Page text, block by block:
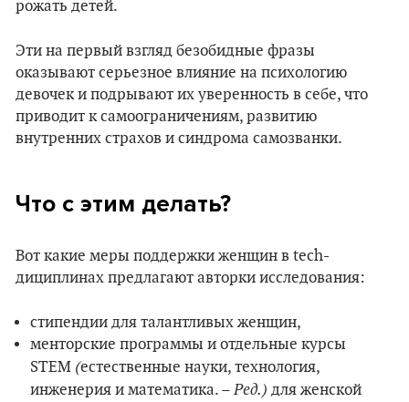
рожать детей.
Эти на первый взгляд безобидные фразы
оказывают серьезное влияние на психологию
девочек и подрывают их уверенность в себе, что
приводит к самоограничениям, развитию
внутренних страхов и синдрома самозванки.
Что с этим делать?
Вот какие меры поддержки женщин в tech-
дициплинах предлагают авторки исследования:
стипендии для талантливых женщин,
менторские программы и отдельные курсы
STEM (естественные науки, технология,
инженерия и математика. –Ред.) для женской